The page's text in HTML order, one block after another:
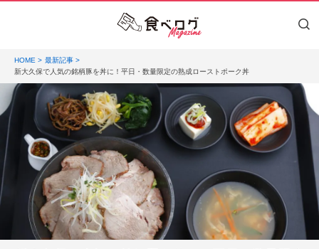
HOME
最新記事
新大久保で人気の銘柄豚を丼に！平日・数量限定の熟成ローストポーク丼